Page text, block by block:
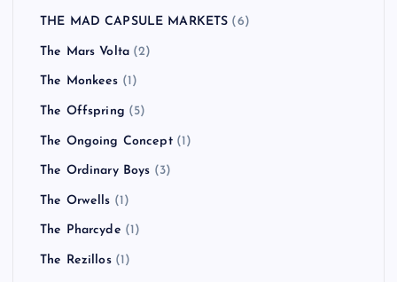
THE MAD CAPSULE MARKETS (6)
The Mars Volta (2)
The Monkees (1)
The Offspring (5)
The Ongoing Concept(1)
The Ordinary Boys (3)
The Orwells (1)
The Pharcyde (1)
The Rezillos(1)